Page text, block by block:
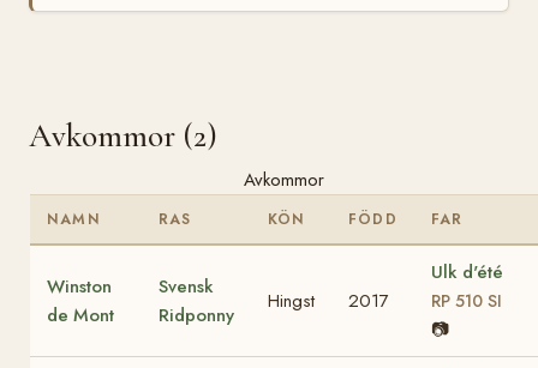
Avkommor (2)
Avkommor
NAMN RAS KÖN FÖDD FAR
Winston
de Mont
Svensk
Ridponny
Hingst 2017
Ulk d'été
RP 510 SI
📷